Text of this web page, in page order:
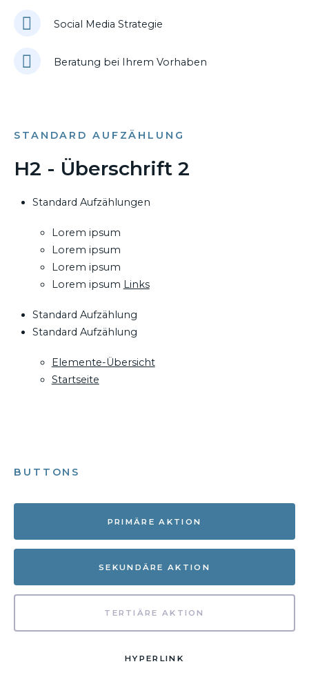
Social Media Strategie
Beratung bei Ihrem Vorhaben
STANDARD AUFZÄHLUNG
H2 - Überschrift 2
Standard Aufzählungen
Lorem ipsum
Lorem ipsum
Lorem ipsum
Lorem ipsum Links
Standard Aufzählung
Standard Aufzählung
Elemente-Übersicht
Startseite
BUTTONS
PRIMÄRE AKTION
SEKUNDÄRE AKTION
TERTIÄRE AKTION
HYPERLINK